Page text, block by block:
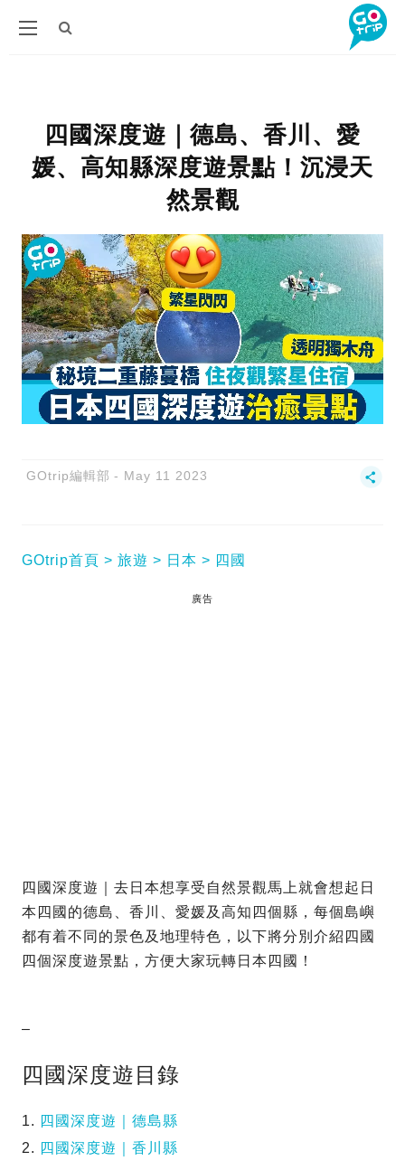
四國深度遊｜德島、香川、愛
媛、高知縣深度遊景點！沉浸天
然景觀
GOtrip編輯部 May 11 2023
GOtrip首頁 旅遊 日本 四國
廣告
四國深度遊｜去日本想享受自然景觀馬上就會想起日
本四國的德島、香川、愛媛及高知四個縣，每個島嶼
都有着不同的景色及地理特色，以下將分別介紹四國
四個深度遊景點，方便大家玩轉日本四國！
–
四國深度遊目錄
1. 四國深度遊｜德島縣
2. 四國深度遊｜香川縣